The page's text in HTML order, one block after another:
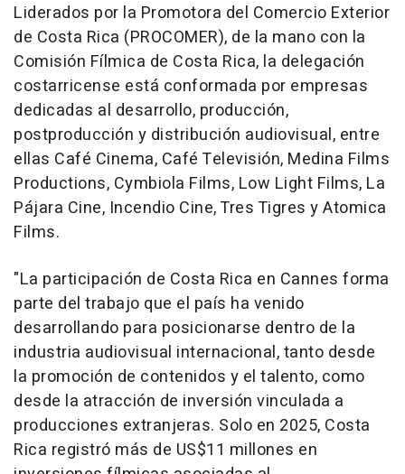
Liderados por la Promotora del Comercio Exterior
de Costa Rica (PROCOMER), de la mano con la
Comisión Fílmica de Costa Rica, la delegación
costarricense está conformada por empresas
dedicadas al desarrollo, producción,
postproducción y distribución audiovisual, entre
ellas Café Cinema, Café Televisión, Medina Films
Productions, Cymbiola Films, Low Light Films, La
Pájara Cine, Incendio Cine, Tres Tigres y Atomica
Films.
"La participación de Costa Rica en Cannes forma
parte del trabajo que el país ha venido
desarrollando para posicionarse dentro de la
industria audiovisual internacional, tanto desde
la promoción de contenidos y el talento, como
desde la atracción de inversión vinculada a
producciones extranjeras. Solo en 2025, Costa
Rica registró más de US$11 millones en